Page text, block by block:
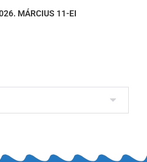
MÁRCIUS 11-EI